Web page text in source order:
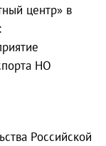
центр» в
НО
Российской